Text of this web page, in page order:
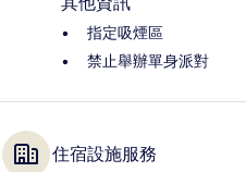
指定吸煙區
禁止舉辦單身派對
住宿設施服務